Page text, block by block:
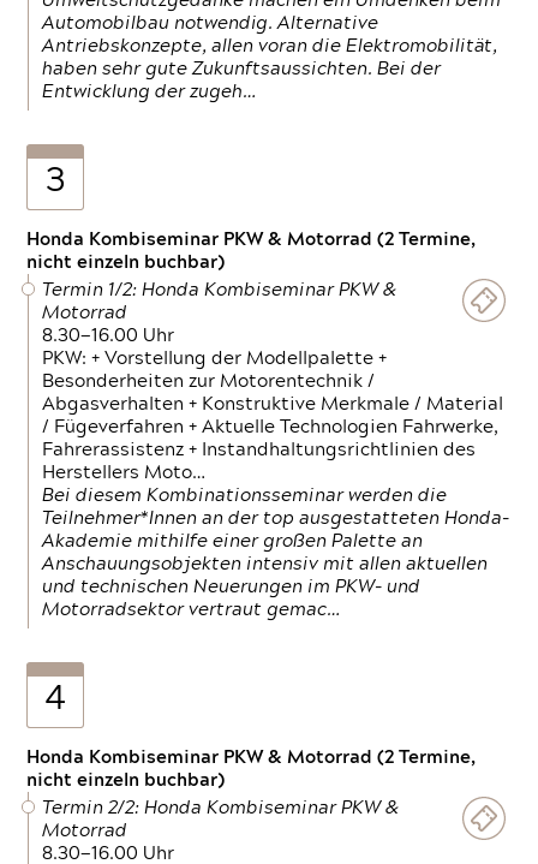
Automobilbau notwendig. Alternative
Antriebskonzepte, allen voran die Elektromobilität,
haben sehr gute Zukunftsaussichten. Bei der
Entwicklung der zugeh…
3
Honda Kombiseminar PKW & Motorrad (2 Termine,
nicht einzeln buchbar)
Termin 1/2: Honda Kombiseminar PKW &
Motorrad
8.30—16.00 Uhr
PKW: + Vorstellung der Modellpalette +
Besonderheiten zur Motorentechnik /
Abgasverhalten + Konstruktive Merkmale / Material
/ Fügeverfahren + Aktuelle Technologien Fahrwerke,
Fahrerassistenz + Instandhaltungsrichtlinien des
Herstellers Moto…
Bei diesem Kombinationsseminar werden die
Teilnehmer*Innen an der top ausgestatteten Honda-
Akademie mithilfe einer großen Palette an
Anschauungsobjekten intensiv mit allen aktuellen
und technischen Neuerungen im PKW- und
Motorradsektor vertraut gemac…
4
Honda Kombiseminar PKW & Motorrad (2 Termine,
nicht einzeln buchbar)
Termin 2/2: Honda Kombiseminar PKW &
Motorrad
8.30—16.00 Uhr